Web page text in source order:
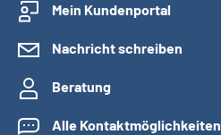
Mein Kundenportal
Nachricht schreiben
Beratung
Alle Kontaktmöglichkeiten